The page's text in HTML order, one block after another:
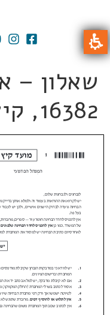
16382, קיץ 2021